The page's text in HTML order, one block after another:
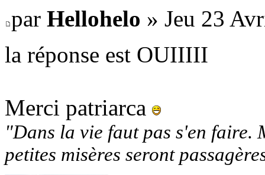
par Hellohelo » Jeu 23
la réponse est OUIIIII
Merci patriarca
"Dans la vie faut pas s'en faire.
petites misères seront